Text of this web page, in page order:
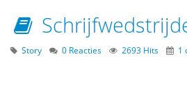
Story 0 Reacties 2693 Hits 1